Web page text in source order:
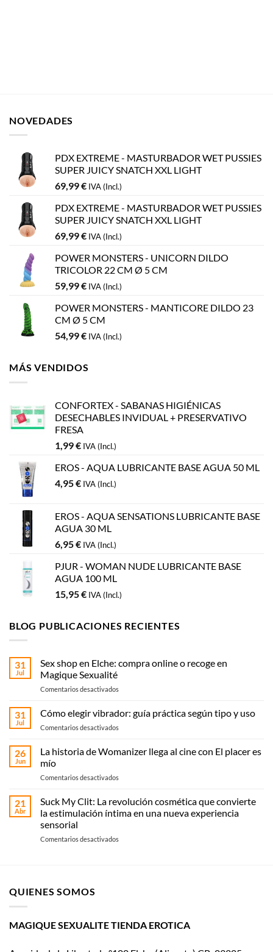
NOVEDADES
PDX EXTREME - MASTURBADOR WET PUSSIES
SUPER JUICY SNATCH XXL LIGHT
69,99€ IVA (Incl.)
PDX EXTREME - MASTURBADOR WET PUSSIES
SUPER JUICY SNATCH XXL LIGHT
69,99€ IVA (Incl.)
POWER MONSTERS - UNICORN DILDO
TRICOLOR 22 CM Ø 5 CM
59,99€ IVA (Incl.)
POWER MONSTERS - MANTICORE DILDO 23
CM Ø 5 CM
54,99€ IVA (Incl.)
MÁS VENDIDOS
CONFORTEX - SABANAS HIGIÉNICAS
DESECHABLES INVIDUAL + PRESERVATIVO
FRESA
1,99€ IVA (Incl.)
EROS - AQUA LUBRICANTE BASE AGUA 50 ML
4,95€ IVA (Incl.)
EROS - AQUA SENSATIONS LUBRICANTE BASE
AGUA 30 ML
6,95€ IVA (Incl.)
PJUR - WOMAN NUDE LUBRICANTE BASE
AGUA 100 ML
15,95€ IVA (Incl.)
BLOG PUBLICACIONES RECIENTES
31
Jul
Sex shop en Elche: compra online o recoge en
Magique Sexualité
Comentarios desactivadosen
shop
Elche:
online
en
Sexualité
31
Jul
Cómo elegir vibrador: guía práctica según tipo y uso
Comentarios desactivadosen
elegir
práctica
tipo
26
Jun
La historia de Womanizer llega al cine con El placer es
mío
Comentarios desactivadosen
historia
Womanizer
al
21
Abr
Suck My Clit: La revolución cosmética que convierte
la estimulación íntima en una nueva experiencia
sensorial
Comentarios desactivadosen
convierte
QUIENES SOMOS
MAGIQUE SEXUALITE TIENDA EROTICA